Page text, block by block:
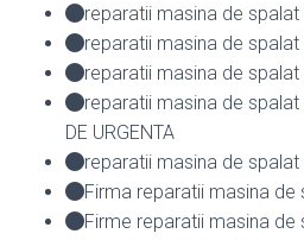
reparatii masina de spalat
reparatii masina de
reparatii masina de
reparatii masina de spalat
DE URGENTA
reparatii masina de spalat
Firma reparatii masina de
Firme reparatii masina de